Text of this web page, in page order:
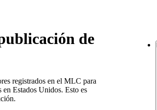
de
registrados en el MLC para
Estados Unidos. Esto es